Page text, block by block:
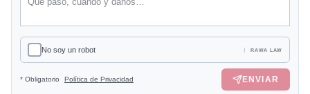
No soy un robot RAWA LAW
* Obligatorio Política de Privacidad ENVIAR